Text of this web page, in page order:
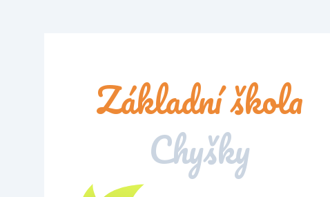
Základní škola
Chyšky